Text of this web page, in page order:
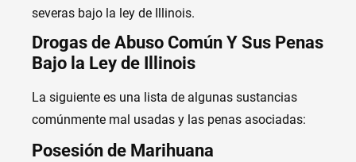
severas bajo la ley de Illinois.
Drogas de Abuso Común Y Sus Penas
Bajo la Ley de Illinois
La siguiente es una lista de algunas sustancias
comúnmente mal usadas y las penas asociadas:
Posesión de Marihuana